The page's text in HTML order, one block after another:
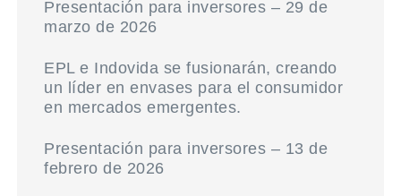
Presentación para inversores – 29 de
marzo de 2026
EPL e Indovida se fusionarán, creando
un líder en envases para el consumidor
en mercados emergentes.
Presentación para inversores – 13 de
febrero de 2026